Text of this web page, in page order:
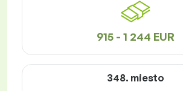
915 - 1 244 EUR
348. miesto